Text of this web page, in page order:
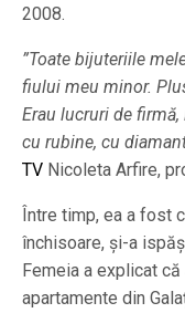
2008.
”Toate bijuteriile
fiului meu minor.
Erau lucruri de
cu rubine, cu
TV Nicoleta Arfire,
Între timp, ea a fost
închisoare, și-a
Femeia a explicat
apartamente din